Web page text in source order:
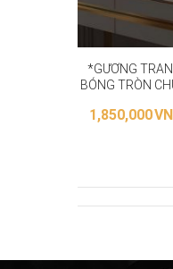
*GƯƠNG
BÓNG TRÒN
1,850,000